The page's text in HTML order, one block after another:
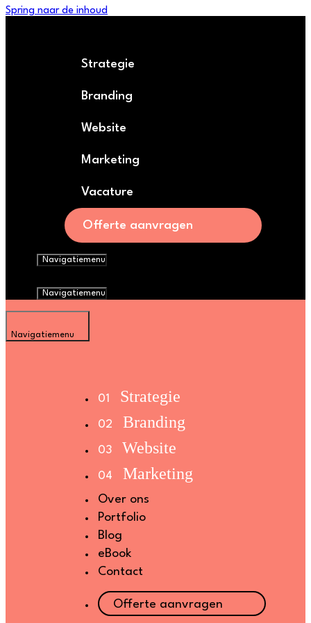
Spring naar de inhoud
Strategie
Branding
Website
Marketing
Vacature
Offerte aanvragen
Navigatiemenu
Navigatiemenu
Navigatiemenu
Strategie
Branding
Website
Marketing
Over ons
Portfolio
Blog
eBook
Contact
Offerte aanvragen